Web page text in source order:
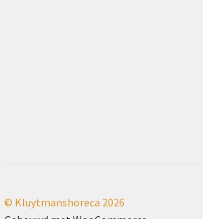
© Kluytmanshoreca 2026